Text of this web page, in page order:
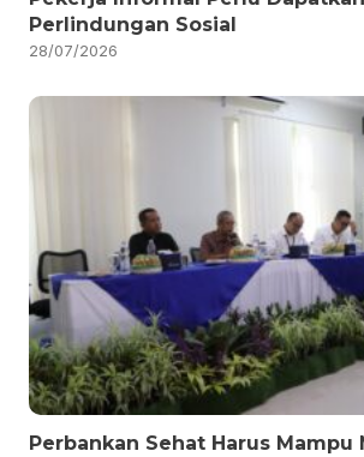
Perlindungan Sosial
28/07/2026
Perbankan Sehat Harus Mampu